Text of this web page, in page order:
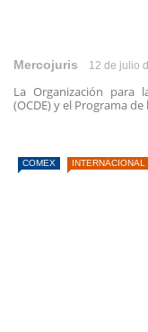
Mercojuris 12 de julio
La Organización para
(OCDE) y el Programa
COMEX INTERNACIONAL